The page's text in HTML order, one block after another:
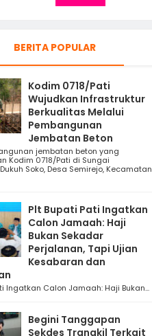
BERITA POPULAR
Kodim 0718/Pati
Wujudkan Infrastruktur
Berkualitas Melalui
Pembangunan
Jembatan Beton
jembatan beton yang
Kodim 0718/Pati di Sungai
Soko, Desa Semirejo, Kecamatan
Plt Bupati Pati Ingatkan
Calon Jamaah: Haji
Bukan Sekadar
Perjalanan, Tapi Ujian
Kesabaran dan
Ingatkan Calon Jamaah: Haji Bukan...
Begini Tanggapan
Sekdes Trangkil Terkait